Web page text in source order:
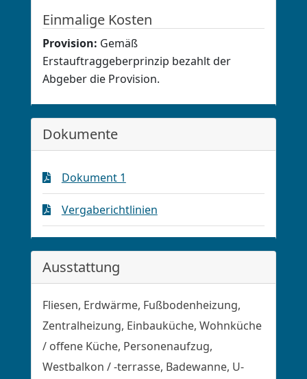
Einmalige Kosten
Provision: Gemäß
Erstauftraggeberprinzip bezahlt der
Abgeber die Provision.
Dokumente
Dokument 1
Vergaberichtlinien
Ausstattung
Fliesen, Erdwärme, Fußbodenheizung,
Zentralheizung, Einbauküche, Wohnküche
/ offene Küche, Personenaufzug,
Westbalkon / -terrasse, Badewanne, U-